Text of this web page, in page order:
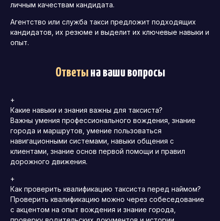
личным качествам кандидата.
Агентство или служба такси предложит подходящих
кандидатов, их резюме и выделит их ключевые навыки и
опыт.
Ответына ваши вопросы
+
Какие навыки и знания важны для таксиста?
Важны умения профессионального вождения, знание
города и маршрутов, умение пользоваться
навигационными системами, навыки общения с
клиентами, знание основ первой помощи и правил
дорожного движения.
+
Как проверить квалификацию таксиста перед наймом?
Проверить квалификацию можно через собеседование
с акцентом на опыт вождения и знание города,